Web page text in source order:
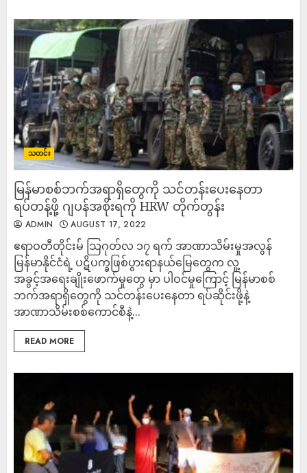
သတင်း
မြန်မာစစ်ဘက်အရာရှိတွေကို သင်တန်းပေးနေတာ
ရပ်တန့်ဖို့ ဂျပန်အစိုးရကို HRW တိုက်တွန်း
ADMIN AUGUST 17, 2022
ဧရာဝတီတိုင်းမ် သြဂုတ်လ ၁၇ ရက် အာဏာသိမ်းမှုအလွန်
မြန်မာနိုင်ငံရဲ့ ပဋိပက္ခဖြစ်ပွားရာနယ်မြေတွေက လူ့
အခွင့်အရေးချိုးဖောက်မှုတွေ မှာ ပါဝင်မှုကြောင့် မြန်မာစစ်
ဘက်အရာရှိတွေကို သင်တန်းပေးနေတာ ရပ်ဆိုင်းဖို့နဲ့
အာဏာသိမ်းစစ်ကောင်စီနဲ့...
READ MORE